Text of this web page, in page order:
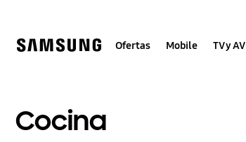
Ofertas Mobile TV y AV
Cocina